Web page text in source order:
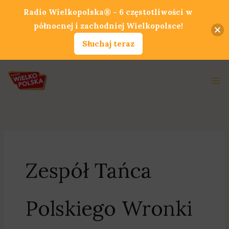
Zespół Tańca
Polskiego Wronki
Radio Wielkopolska® - 6 częstotliwości w
północnej i zachodniej Wielkopolsce!
Słuchaj teraz